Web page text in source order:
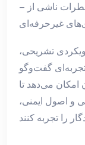
– حفظ ایمنی و جلوگیری از خطرات ناشی از
غیرحرفه‌ای
تشریحی،
گفت‌وگو
امکان می‌دهد تا
و اصول ایمنی،